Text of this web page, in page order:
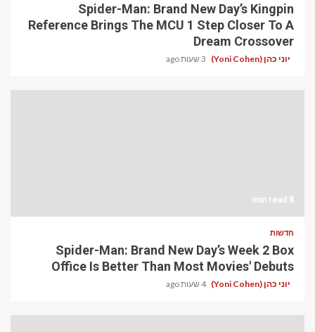
Spider-Man: Brand New Day’s Kingpin
Reference Brings The MCU 1 Step Closer To A
Dream Crossover
יוני כהן (Yoni Cohen) 3 שעות ago
8 min read
חדשות
Spider-Man: Brand New Day’s Week 2 Box
Office Is Better Than Most Movies' Debuts
יוני כהן (Yoni Cohen) 4 שעות ago